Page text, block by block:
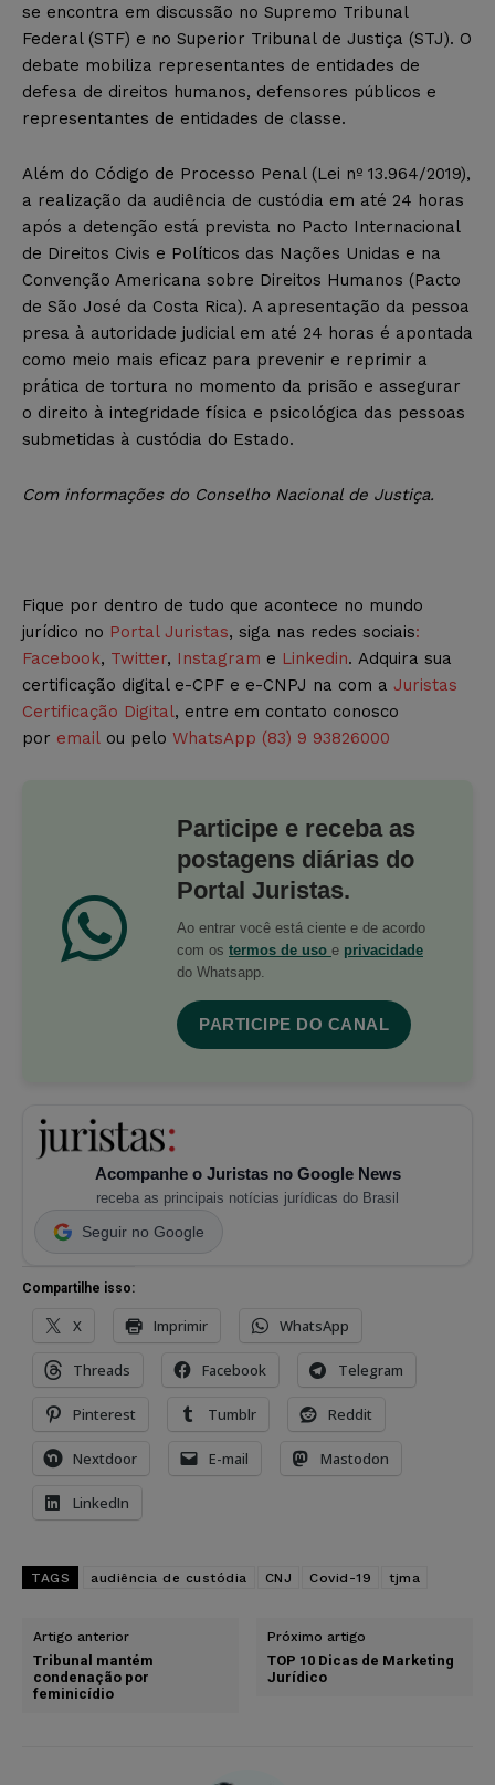
se encontra em discussão no Supremo Tribunal
Federal (STF) e no Superior Tribunal de Justiça (STJ). O
debate mobiliza representantes de entidades de
defesa de direitos humanos, defensores públicos e
representantes de entidades de classe.
Além do Código de Processo Penal (Lei nº 13.964/2019),
a realização da audiência de custódia em até 24 horas
após a detenção está prevista no Pacto Internacional
de Direitos Civis e Políticos das Nações Unidas e na
Convenção Americana sobre Direitos Humanos (Pacto
de São José da Costa Rica). A apresentação da pessoa
presa à autoridade judicial em até 24 horas é apontada
como meio mais eficaz para prevenir e reprimir a
prática de tortura no momento da prisão e assegurar
o direito à integridade física e psicológica das pessoas
submetidas à custódia do Estado.
Com informações do Conselho Nacional de Justiça.
Fique por dentro de tudo que acontece no mundo
jurídico no Portal Juristas, siga nas redes sociais:
Facebook, Twitter, Instagram e Linkedin. Adquira sua
certificação digital e-CPF e e-CNPJ na com a Juristas
Certificação Digital, entre em contato conosco
por email ou pelo WhatsApp (83) 9 93826000
Participe e receba as
postagens diárias do
Portal Juristas.
Ao entrar você está ciente e de acordo
com os termos de uso e privacidade
do Whatsapp.
PARTICIPE DO CANAL
Acompanhe o Juristas no Google News
receba as principais notícias jurídicas do Brasil
Seguir no Google
Compartilhe isso:
X Imprimir WhatsApp
Threads Facebook Telegram
Pinterest Tumblr Reddit
Nextdoor E-mail Mastodon
LinkedIn
TAGS audiência de custódia CNJ Covid-19 tjma
Artigo anterior
Tribunal mantém
condenação por
feminicídio
Próximo artigo
TOP 10 Dicas de Marketing
Jurídico